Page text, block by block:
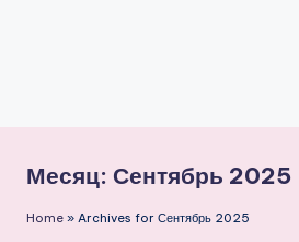
Месяц: Сентябрь 2025
Home » Archives for Сентябрь 2025